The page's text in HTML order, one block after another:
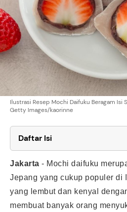
Ilustrasi Resep Mochi Daifuku Beragam Isi
Getty Images/kaorinne
Daftar Isi
Jakarta - Mochi daifuku
Jepang yang cukup populer di
yang lembut dan kenyal
membuat banyak orang